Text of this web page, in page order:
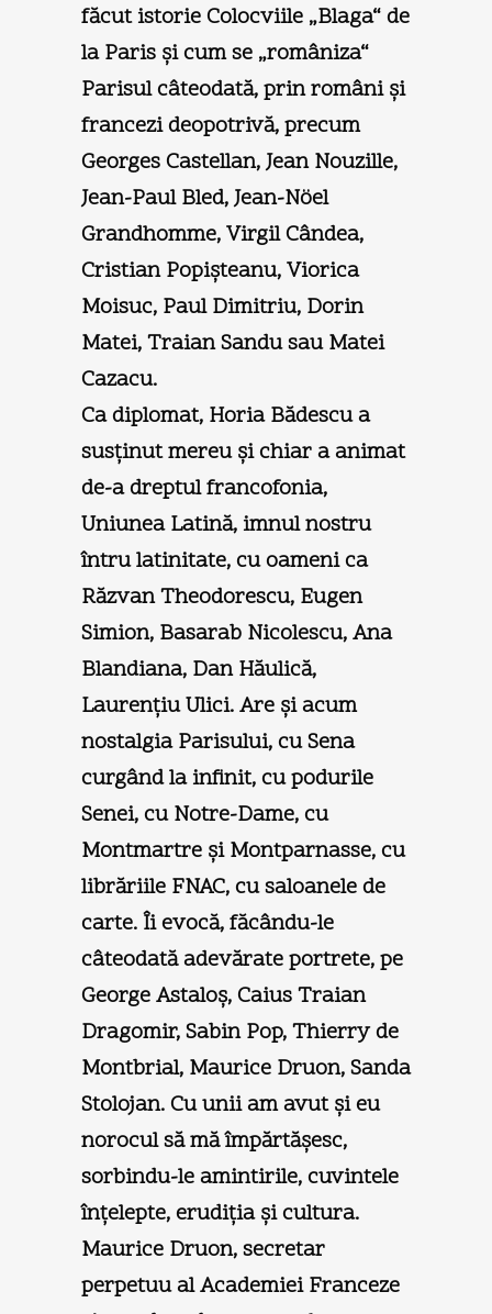
făcut istorie Colocviile „Blaga“ de
la Paris şi cum se „româniza“
Parisul câteodată, prin români şi
francezi deopotrivă, precum
Georges Castellan, Jean Nouzille,
Jean-Paul Bled, Jean-Nöel
Grandhomme, Virgil Cândea,
Cristian Popişteanu, Viorica
Moisuc, Paul Dimitriu, Dorin
Matei, Traian Sandu sau Matei
Cazacu.
Ca diplomat, Horia Bădescu a
susţinut mereu şi chiar a animat
de-a dreptul francofonia,
Uniunea Latină, imnul nostru
întru latinitate, cu oameni ca
Răzvan Theodorescu, Eugen
Simion, Basarab Nicolescu, Ana
Blandiana, Dan Hăulică,
Laurenţiu Ulici. Are şi acum
nostalgia Parisului, cu Sena
curgând la infinit, cu podurile
Senei, cu Notre-Dame, cu
Montmartre şi Montparnasse, cu
librăriile FNAC, cu saloanele de
carte. Îi evocă, făcându-le
câteodată adevărate portrete, pe
George Astaloş, Caius Traian
Dragomir, Sabin Pop, Thierry de
Montbrial, Maurice Druon, Sanda
Stolojan. Cu unii am avut şi eu
norocul să mă împărtăşesc,
sorbindu-le amintirile, cuvintele
înţelepte, erudiţia şi cultura.
Maurice Druon, secretar
perpetuu al Academiei Franceze